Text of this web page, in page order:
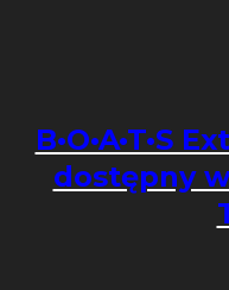
B•O•A•T•S
dostępny